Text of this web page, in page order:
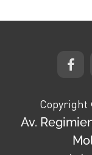
Copyright
Av.